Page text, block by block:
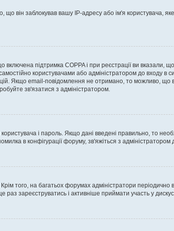
він заблокував вашу IP-адресу або ім'я користувача,
підтримка COPPA і при реєстрації ви вказали,
користувачами або адміністратором до входу в
Якщо email-повідомлення не отримано, то можливо,
зв'язатися з адміністратором.
і пароль. Якщо дані введені правильно, то
в конфігурації форуму, зв'яжіться з
того, на багатьох форумах адміністратори періодично
зареєструватись і активніше приймати участь у